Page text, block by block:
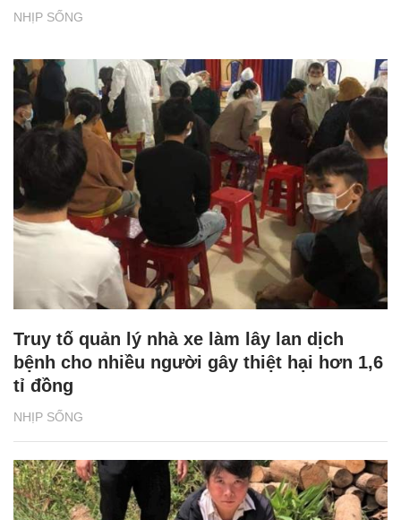
NHỊP SỐNG
NHỊP SỐNG
Truy tố quản lý nhà xe làm lây lan dịch
bệnh cho nhiều người gây thiệt hại hơn 1,6
tỉ đồng